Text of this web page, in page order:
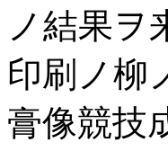
ノ結果
印刷ノ柳
膏像競技